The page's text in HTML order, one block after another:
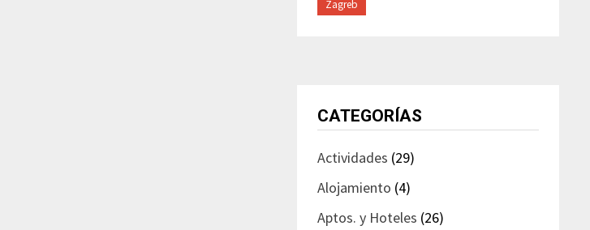
Zagreb
CATEGORÍAS
Actividades (29)
Alojamiento (4)
Aptos. y Hoteles (26)